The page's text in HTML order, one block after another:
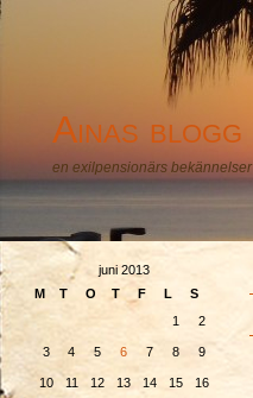
Ainas blogg
en exilpensionärs bekännelser
juni 2013
M
T O T F L
S
1
2
3 4 5 6 7 8 9
10 11 12 13 14 15 16